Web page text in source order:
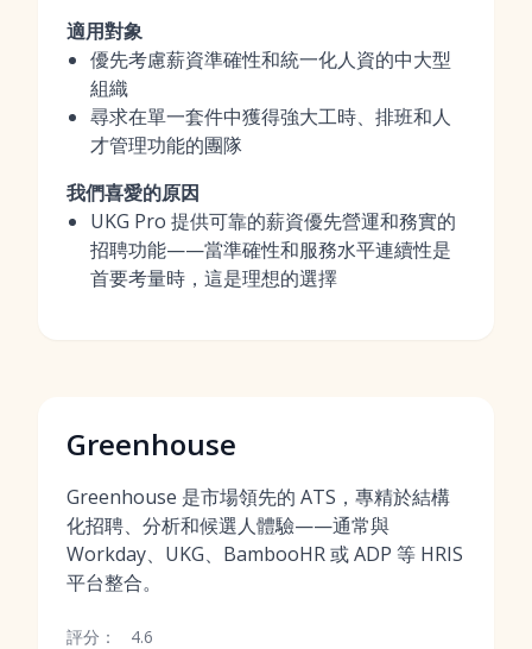
適用對象
優先考慮薪資準確性和統一化人資的中大型
組織
尋求在單一套件中獲得強大工時、排班和人
才管理功能的團隊
我們喜愛的原因
UKG Pro 提供可靠的薪資優先營運和務實的
招聘功能——當準確性和服務水平連續性是
首要考量時，這是理想的選擇
Greenhouse
Greenhouse 是市場領先的 ATS，專精於結構
化招聘、分析和候選人體驗——通常與
Workday、UKG、BambooHR 或 ADP 等 HRIS
平台整合。
評分： 4.6